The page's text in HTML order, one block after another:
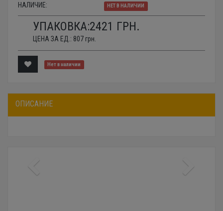
НАЛИЧИЕ:
НЕТ В НАЛИЧИИ
УПАКОВКА:2421 ГРН.
ЦЕНА ЗА ЕД.: 807 грн.
Нет в наличии
ОПИСАНИЕ